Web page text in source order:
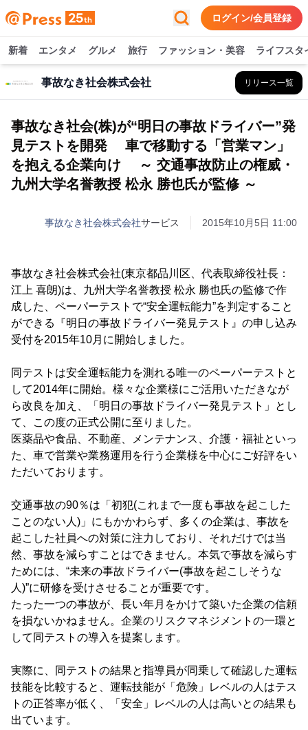
ログイン/会員登録
新着 エンタメ グルメ 旅行 ファッション・美容 ライフスタ
事故なき社会株式会社 リリース一覧
事故なき社会(株)が“明日の事故ドライバー”発
見テストを開発 車で移動する「営業マン」
を抱える企業向け ～ 交通事故防止の権威・
九州大学名誉教授 松永 勝也氏が監修 ～
事故なき社会株式会社サービス 2015年10月5日 11:00
事故なき社会株式会社(東京都品川区、代表取締役社長：
江上 喜朗)は、九州大学名誉教授 松永 勝也氏の監修で作
成した、ペーパーテストで“安全運転能力”を判定すること
ができる『明日の事故ドライバー発見テスト』の申し込み
受付を2015年10月に開始しました。
同テストは安全運転能力を測れる唯一のペーパーテストと
して2014年に開始。様々な企業様にご活用いただきなが
ら改良を加え、「明日の事故ドライバー発見テスト」とし
て、この度の正式公開に至りました。
医薬品や食品、不動産、メンテナンス、介護・福祉といっ
た、車で営業や業務運用を行う企業様を中心にご好評をい
ただいております。
交通事故の90％は「初犯(これまで一度も事故を起こした
ことのない人)」にもかかわらず、多くの企業は、事故を
起こした社員への対策に注力しており、それだけでは当
然、事故を減らすことはできません。本気で事故を減らす
ためには、“未来の事故ドライバー(事故を起こしそうな
人)”に研修を受けさせることが重要です。
たった一つの事故が、長い年月をかけて築いた企業の信頼
を損ないかねません。企業のリスクマネジメントの一環と
して同テストの導入を提案します。
実際に、同テストの結果と指導員が同乗して確認した運転
技能を比較すると、運転技能が「危険」レベルの人はテス
トの正答率が低く、「安全」レベルの人は高いとの結果も
出ています。